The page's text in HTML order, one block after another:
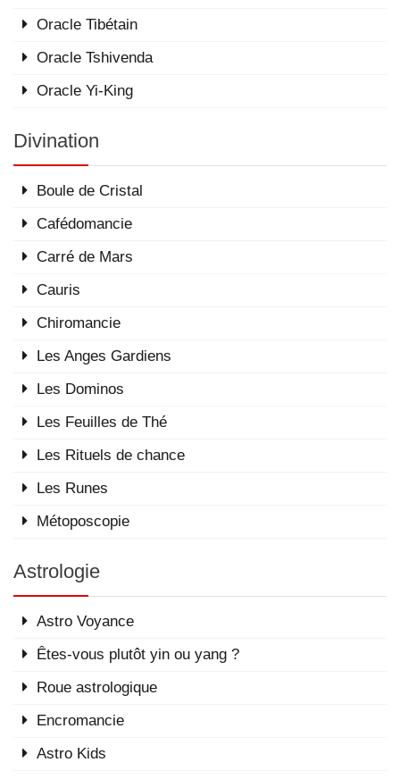
Oracle Tibétain
Oracle Tshivenda
Oracle Yi-King
Divination
Boule de Cristal
Cafédomancie
Carré de Mars
Cauris
Chiromancie
Les Anges Gardiens
Les Dominos
Les Feuilles de Thé
Les Rituels de chance
Les Runes
Métoposcopie
Astrologie
Astro Voyance
Êtes-vous plutôt yin ou yang ?
Roue astrologique
Encromancie
Astro Kids